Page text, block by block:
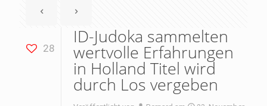
28
ID-Judoka sammelten
wertvolle Erfahrungen
in Holland Titel wird
durch Los vergeben